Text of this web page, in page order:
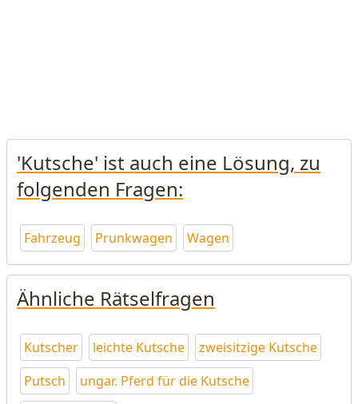
'Kutsche' ist auch eine Lösung, zu
folgenden Fragen:
Fahrzeug Prunkwagen Wagen
Ähnliche Rätselfragen
Kutscher leichte Kutsche
zweisitzige Kutsche
Putsch
ungar. Pferd für die Kutsche